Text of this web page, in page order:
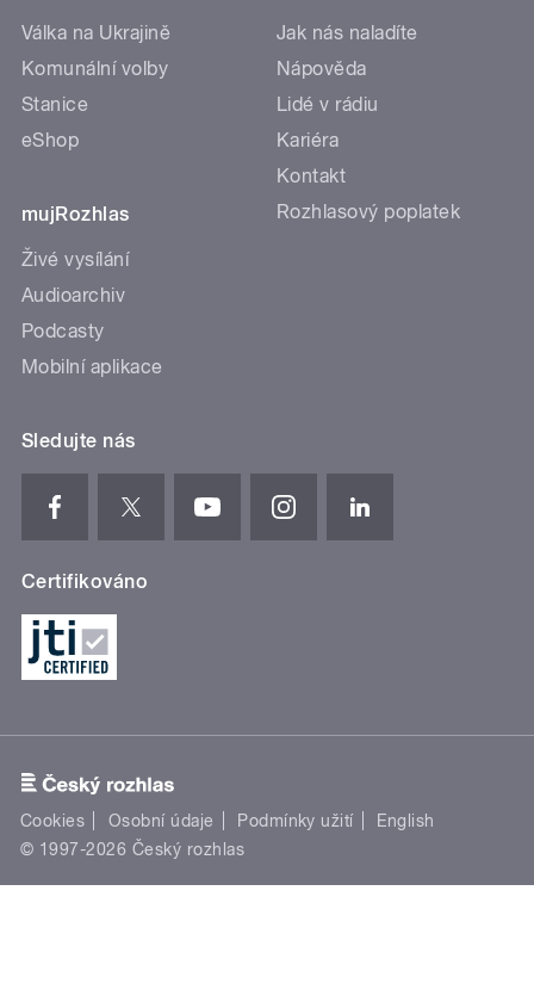
Válka na Ukrajině
Komunální volby
Stanice
eShop
mujRozhlas
Živé vysílání
Audioarchiv
Podcasty
Mobilní aplikace
Jak nás naladíte
Nápověda
Lidé v rádiu
Kariéra
Kontakt
Rozhlasový poplatek
Sledujte nás
Certifikováno
Cookies Osobní údaje Podmínky užití
English
© 1997-2026 Český rozhlas